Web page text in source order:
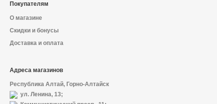
Покупателям
О магазине
Скидки и бонусы
Доставка и оплата
Адреса магазинов
Республика Алтай, Горно-Алтайск
ул. Ленина, 13;